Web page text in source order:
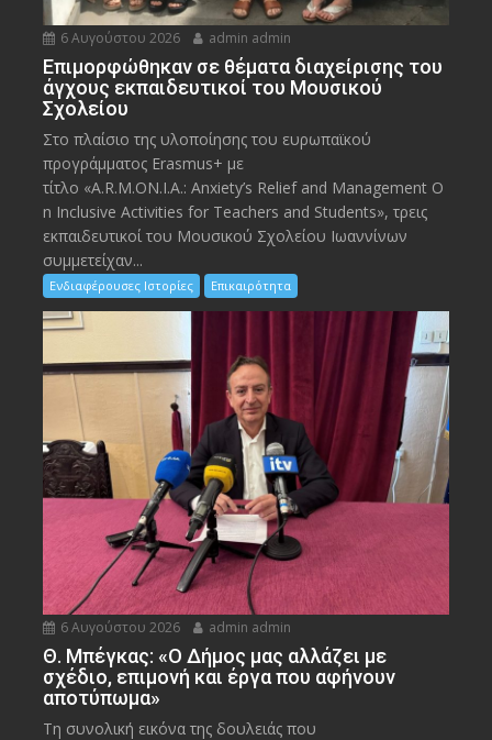
6 Αυγούστου 2026 admin admin
Eπιμορφώθηκαν σε θέματα διαχείρισης του
άγχους εκπαιδευτικοί του Μουσικού
Σχολείου
Στο πλαίσιο της υλοποίησης του ευρωπαϊκού
προγράμματος Erasmus+ με
τίτλο «A.R.M.ON.I.A.: Anxiety’s Relief and Management O
n Inclusive Activities for Teachers and Students», τρεις
εκπαιδευτικοί του Μουσικού Σχολείου Ιωαννίνων
συμμετείχαν...
Ενδιαφέρουσες Ιστορίες Επικαιρότητα
6 Αυγούστου 2026 admin admin
Θ. Μπέγκας: «Ο Δήμος μας αλλάζει με
σχέδιο, επιμονή και έργα που αφήνουν
αποτύπωμα»
Τη συνολική εικόνα της δουλειάς που